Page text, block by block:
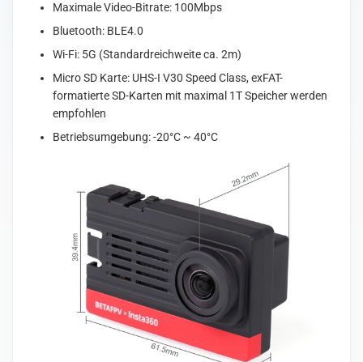
Maximale Video-Bitrate: 100Mbps
Bluetooth: BLE4.0
Wi-Fi: 5G (Standardreichweite ca. 2m)
Micro SD Karte: UHS-I V30 Speed Class, exFAT-
formatierte SD-Karten mit maximal 1T Speicher werden
empfohlen
Betriebsumgebung: -20°C ~ 40°C